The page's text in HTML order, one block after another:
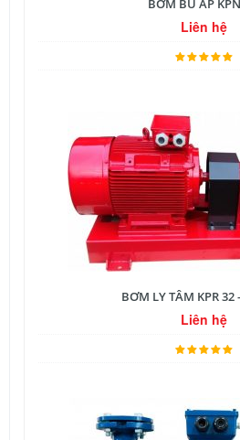
BƠM BÙ ÁP
Liên hệ
BƠM LY TÂM KPR 32
Liên hệ